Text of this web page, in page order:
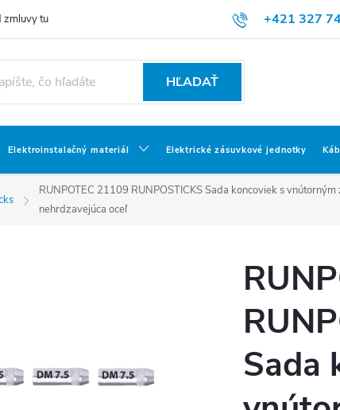
+421 327
zmluvy tu
HĽADAŤ
Elektroinstalačný materiál Elektrické zásuvkové jednotky
RUNPOTEC 21109 RUNPOSTICKS Sada koncoviek s
nehrdzavejúca oceľ
Sada